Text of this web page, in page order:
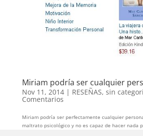
Miriam podría ser cualquier
Nov 11, 2014| RESEÑAS, sin
Comentarios
Miriam podría ser perfectamente cualquier
maltrato psicológico y no es capaz de hacer nada